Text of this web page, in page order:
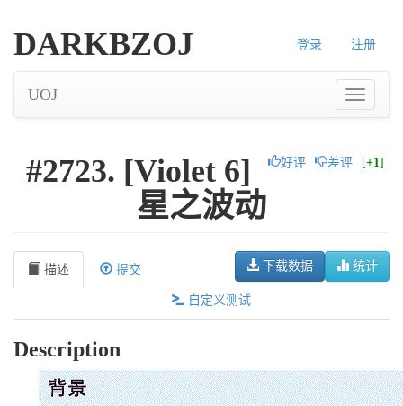
登录 注册
DARKBZOJ
UOJ
好评 差评 [+1]
#2723. [Violet 6]
星之波动
统计
下载数据
描述 提交
自定义测试
Description